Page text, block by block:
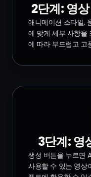
2단계: 영
애니메이션 스타일,
에 맞게 세부 사항을
에 따라 부드럽고 고
3단계: 영
생성 버튼을 누르면
사용할 수 있는 영상